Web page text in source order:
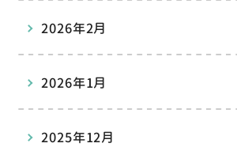
2026年2月
2026年1月
2025年12月